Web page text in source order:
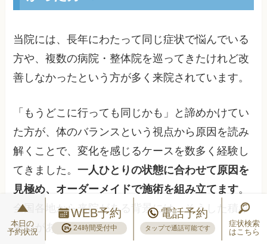
当院には、長年にわたって同じ症状で悩んでいる
方や、複数の病院・整体院を巡ってきたけれど改
善しなかったという方が多く来院されています。
「もうどこに行っても同じかも」と諦めかけてい
た方が、体のバランスという視点から原因を読み
解くことで、変化を感じるケースを数多く経験し
てきました。一人ひとりの状態に合わせて原因を
見極め、オーダーメイドで施術を組み立てます。
全国各地から来院がある背景には、そうした積み
重ねがあります。
本日の
予約状況
WEB予約
24時間受付中
電話予約
タップで通話可能です
症状検索
はこちら